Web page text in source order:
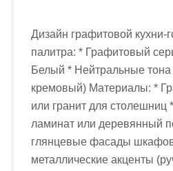
Дизайн графитовой кухни-
палитра: * Графитовый
Белый * Нейтральные
кремовый) Материалы: *
или гранит для столешниц
ламинат или деревянный
глянцевые фасады
металлические акценты